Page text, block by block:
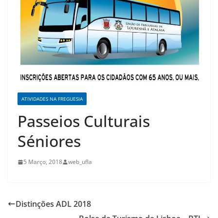
ATIVIDADES NA FREGUESIA
Passeios Culturais
Séniores
5 Março, 2018 web_ufla
Distinções ADL 2018